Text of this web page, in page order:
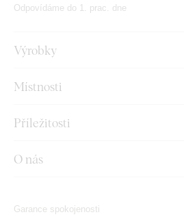
Výrobky
Místnosti
Příležitosti
O nás
Odpovídáme do 1. prac. dne
Garance spokojenosti